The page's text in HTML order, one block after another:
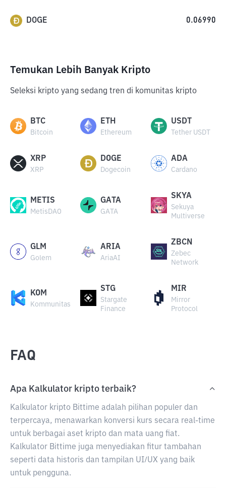
DOGE 0.06990
Temukan Lebih Banyak Kripto
Seleksi kripto yang sedang tren di komunitas kripto
BTC
Bitcoin
ETH
Ethereum
USDT
Tether USDT
XRP
XRP
DOGE
Dogecoin
ADA
Cardano
METIS
MetisDAO
GATA
GATA
SKYA
Sekuya
Multiverse
GLM
Golem
ARIA
AriaAI
ZBCN
Zebec
Network
KOM
Kommunitas
STG
Stargate
Finance
MIR
Mirror
Protocol
FAQ
Apa Kalkulator kripto terbaik?
Kalkulator kripto Bittime adalah pilihan populer dan
terpercaya, menawarkan konversi kurs secara real-time
untuk berbagai aset kripto dan mata uang fiat.
Kalkulator Bittime juga menyediakan fitur tambahan
seperti data historis dan tampilan UI/UX yang baik
untuk pengguna.